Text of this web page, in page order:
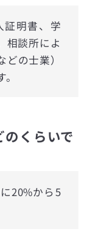
証明書、学
相談所によ
の士業）
くらいで
20%から5